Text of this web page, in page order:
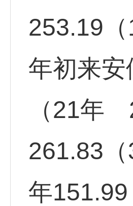
253.19（
年初来
（21年
261.83
年